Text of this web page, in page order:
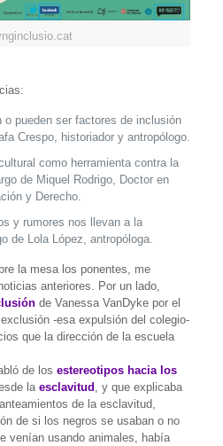
o pueden ser factores de inclusión
Crespo, historiador y antropólogo.
como herramienta contra la
de Miquel Rodrigo, Doctor en
y Derecho.
y rumores nos llevan a la
de Lola López, antropóloga.
la mesa los ponentes, me
anteriores. Por un lado,
de Vanessa VanDyke por el
-esa expulsión del colegio-
que la dirección de la escuela
de los estereotipos hacia los
la esclavitud , y que explicaba
de la esclavitud,
de si los negros se usaban o no
venían usando animales, había